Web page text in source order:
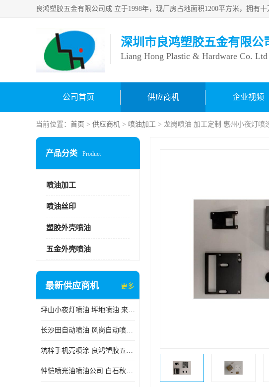
深圳市良鸿塑胶五金有限公
Liang Hong Plastic & Hardware Co. Ltd
公司首页 供应商机 企业视频
当前位置： 首页 > 供应商机 > 喷油加工 > 龙岗喷油 加工定制 惠州小夜灯喷
产品分类 Product
喷油加工
喷油丝印
塑胶外壳喷油
五金外壳喷油
最新供应商机 更多
坪山小夜灯喷油 坪地喷油 来样订做
长沙田自动喷油 风岗自动喷涂 良鸿塑胶五金
坑梓手机壳喷涂 良鸿塑胶五金 坪地小夜灯喷涂公司
忡恺喷光油喷油公司 白石秋蓝牙喷涂